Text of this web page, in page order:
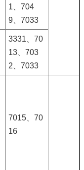
1、704
9、7033
3331、70
13、703
2、7033
7015、70
16